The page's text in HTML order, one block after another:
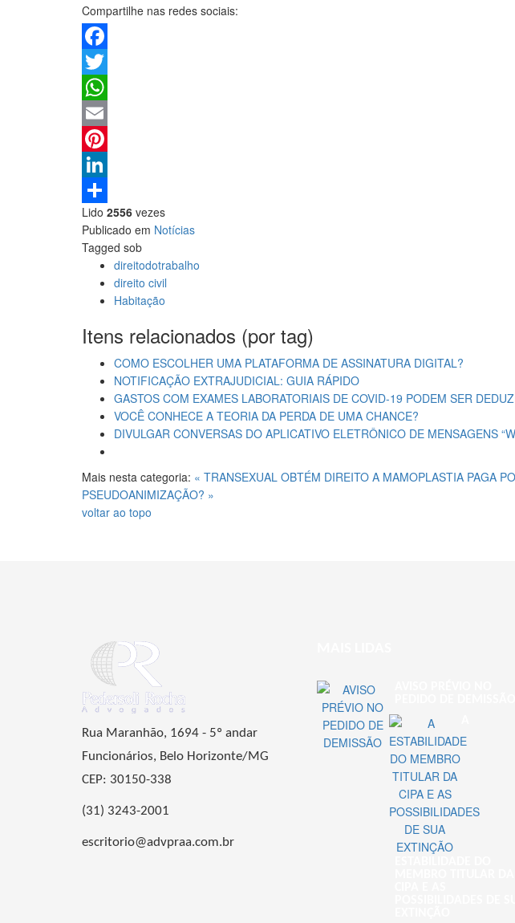
Compartilhe nas redes sociais:
Facebook
Twitter
WhatsApp
Email
Pinterest
LinkedIn
Share
Lido 2556 vezes
Publicado em Notícias
Tagged sob
direitodotrabalho
direito civil
Habitação
Itens relacionados (por tag)
COMO ESCOLHER UMA PLATAFORMA DE ASSINATURA DIGITAL?
NOTIFICAÇÃO EXTRAJUDICIAL: GUIA RÁPIDO
GASTOS COM EXAMES LABORATORIAIS DE COVID-19 PODEM SER
VOCÊ CONHECE A TEORIA DA PERDA DE UMA CHANCE?
DIVULGAR CONVERSAS DO APLICATIVO ELETRÔNICO DE MENSAGENS
Mais nesta categoria: « TRANSEXUAL OBTÉM DIREITO A MAMOPLASTIA PAGA
PSEUDOANIMIZAÇÃO? »
voltar ao topo
Rua Maranhão, 1694 - 5º andar
Funcionários, Belo Horizonte/MG
CEP: 30150-338
(31) 3243-2001
escritorio@advpraa.com.br